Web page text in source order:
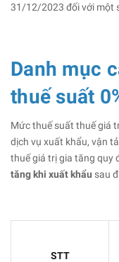
31/12/2023 đối với một
Danh mục
thuế suất
Mức thuế suất thuế giá
dịch vụ xuất khẩu, vận
thuế giá trị gia tăng quy
tăng khi xuất khẩu sau
STT